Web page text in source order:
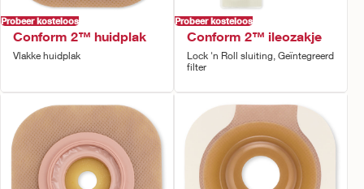
Probeer kosteloos
Conform 2™ huidplak
Vlakke huidplak
Probeer kosteloos
Conform 2™ ileozakje
Lock 'n Roll sluiting, Geïntegreerd
filter